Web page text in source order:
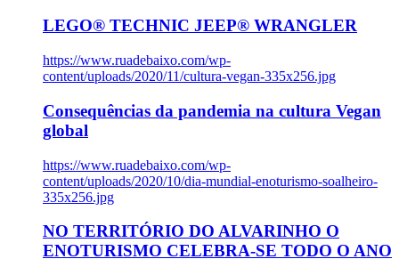
LEGO® TECHNIC JEEP® WRANGLER
https://www.ruadebaixo.com/wp-
content/uploads/2020/11/cultura-vegan-335x256.jpg
Consequências da pandemia na cultura Vegan
global
https://www.ruadebaixo.com/wp-
content/uploads/2020/10/dia-mundial-enoturismo-soalheiro-
335x256.jpg
NO TERRITÓRIO DO ALVARINHO O
ENOTURISMO CELEBRA-SE TODO O ANO